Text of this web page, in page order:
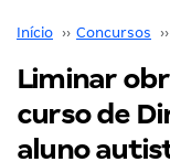
Início ›› Concursos ››
Liminar
curso de
aluno